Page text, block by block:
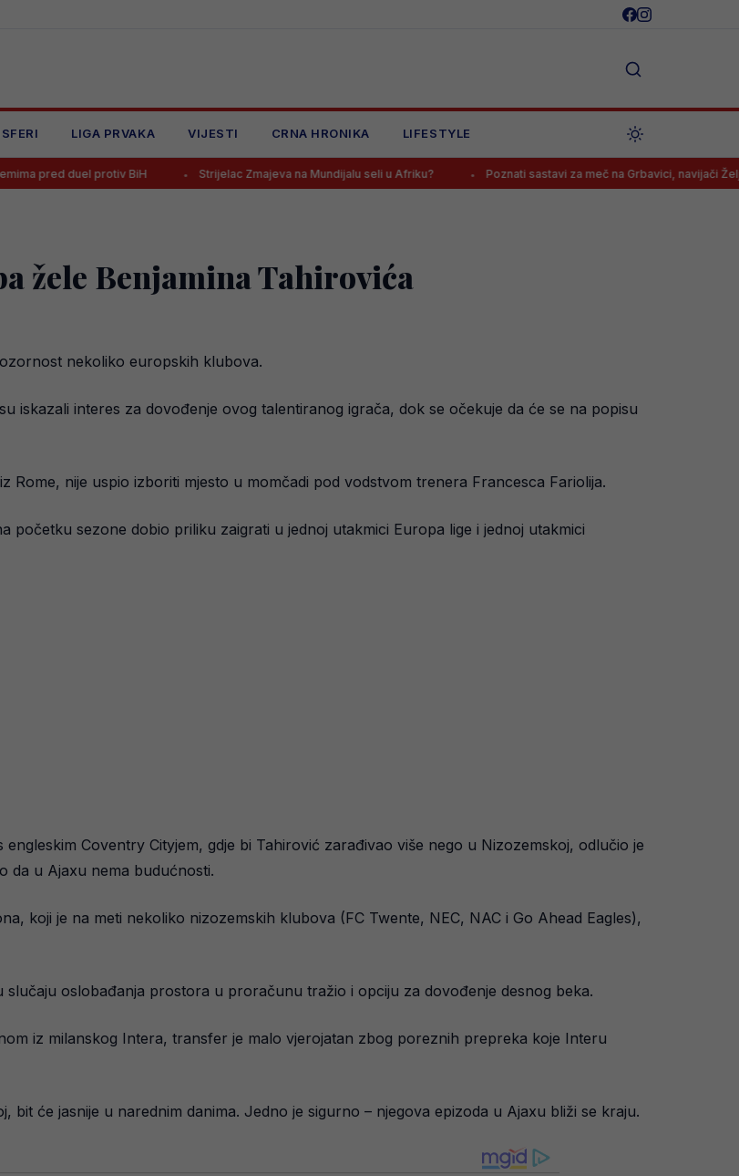
LIGA PRVAKA VIJESTI CRNA HRONIKA LIFESTYLE
protiv BiH Strijelac Zmajeva na Mundijalu seli u Afriku? Poznati sastavi za meč na Grbavici, navijači Želje: “Kako se
žele Benjamina Tahirovića
nekoliko europskih klubova.
iskazali interes za dovođenje ovog talentiranog igrača, dok se očekuje da će se na popisu
Rome, nije uspio izboriti mjesto u momčadi pod vodstvom trenera Francesca Fariolija.
početku sezone dobio priliku zaigrati u jednoj utakmici Europa lige i jednoj utakmici
Coventry Cityjem, gdje bi Tahirović zarađivao više nego u Nizozemskoj, odlučio je
da u Ajaxu nema budućnosti.
koji je na meti nekoliko nizozemskih klubova (FC Twente, NEC, NAC i Go Ahead Eagles),
oslobađanja prostora u proračunu tražio i opciju za dovođenje desnog beka.
iz milanskog Intera, transfer je malo vjerojatan zbog poreznih prepreka koje Interu
bit će jasnije u narednim danima. Jedno je sigurno – njegova epizoda u Ajaxu bliži se kraju.